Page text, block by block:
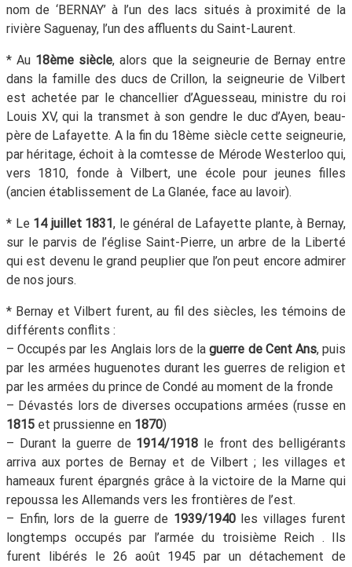
nom de ‘BERNAY’ à l’un des lacs situés à proximité de la
rivière Saguenay, l’un des affluents du Saint-Laurent.
* Au 18ème siècle, alors que la seigneurie de Bernay entre
dans la famille des ducs de Crillon, la seigneurie de Vilbert
est achetée par le chancellier d’Aguesseau, ministre du roi
Louis XV, qui la transmet à son gendre le duc d’Ayen, beau-
père de Lafayette. A la fin du 18ème siècle cette seigneurie,
par héritage, échoit à la comtesse de Mérode Westerloo qui,
vers 1810, fonde à Vilbert, une école pour jeunes filles
(ancien établissement de La Glanée, face au lavoir).
* Le 14 juillet 1831, le général de Lafayette plante, à Bernay,
sur le parvis de l’église Saint-Pierre, un arbre de la Liberté
qui est devenu le grand peuplier que l’on peut encore admirer
de nos jours.
* Bernay et Vilbert furent, au fil des siècles, les témoins de
différents conflits :
– Occupés par les Anglais lors de laguerre de Cent Ans, puis
par les armées huguenotes durant les guerres de religion et
par les armées du prince de Condé au moment de la fronde
– Dévastés lors de diverses occupations armées (russe en
1815 et prussienne en 1870)
– Durant la guerre de 1914/1918 le front des belligérants
arriva aux portes de Bernay et de Vilbert ; les villages et
hameaux furent épargnés grâce à la victoire de la Marne qui
repoussa les Allemands vers les frontières de l’est.
– Enfin, lors de la guerre de 1939/1940les villages furent
longtemps occupés par l’armée du troisième Reich . Ils
furent libérés le 26 août 1945 par un détachement de